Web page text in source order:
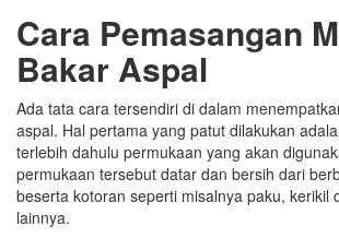
Cara Pemasangan
Bakar Aspal
Ada tata cara tersendiri di dalam
aspal. Hal pertama yang patut dilakukan
terlebih dahulu permukaan yang akan
permukaan tersebut datar dan bersih dari
beserta kotoran seperti misalnya paku, kerikil
lainnya.